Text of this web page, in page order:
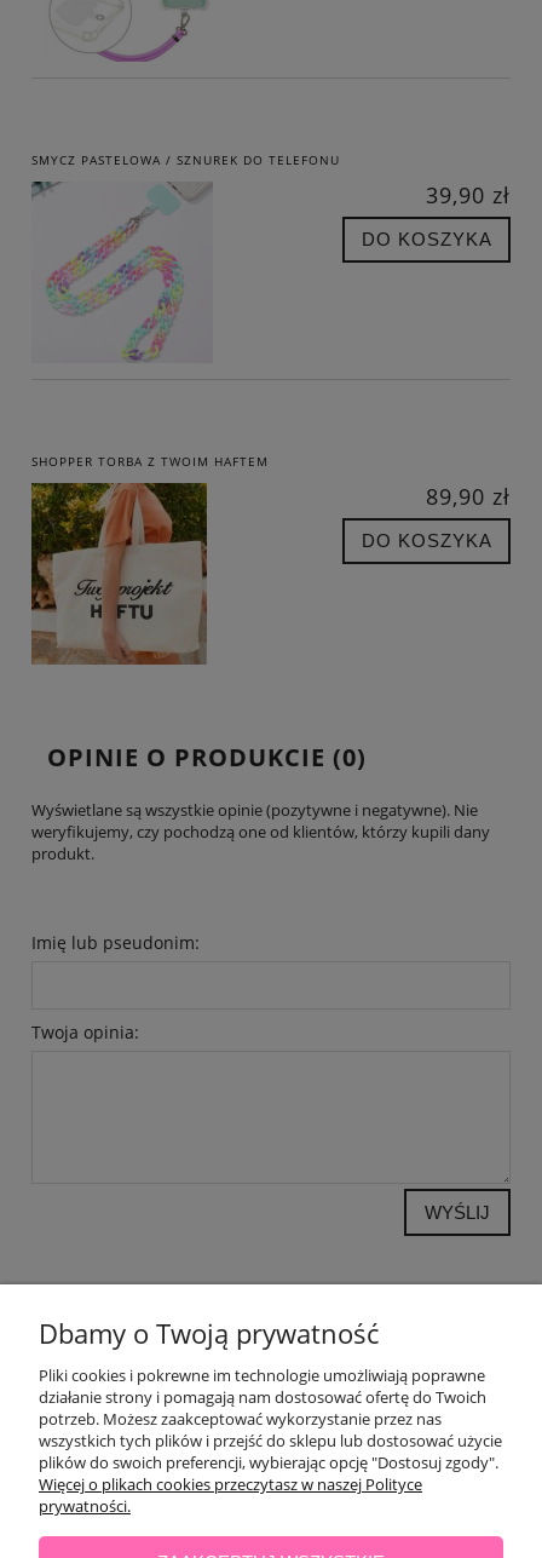
SMYCZ PASTELOWA / SZNUREK DO TELEFONU
39,90 zł
DO KOSZYKA
SHOPPER TORBA Z TWOIM HAFTEM
89,90 zł
DO KOSZYKA
OPINIE O PRODUKCIE (0)
Wyświetlane są wszystkie opinie (pozytywne i negatywne). Nie
weryfikujemy, czy pochodzą one od klientów, którzy kupili dany
produkt.
Imię lub pseudonim:
Twoja opinia:
WYŚLIJ
OPINIE KLIENTÓW
MOJE KONTO
Dbamy o Twoją prywatność
Pliki cookies i pokrewne im technologie umożliwiają poprawne
działanie strony i pomagają nam dostosować ofertę do Twoich
potrzeb. Możesz zaakceptować wykorzystanie przez nas
wszystkich tych plików i przejść do sklepu lub dostosować użycie
plików do swoich preferencji, wybierając opcję "Dostosuj zgody".
Więcej o plikach cookies przeczytasz w naszej Polityce
prywatności.